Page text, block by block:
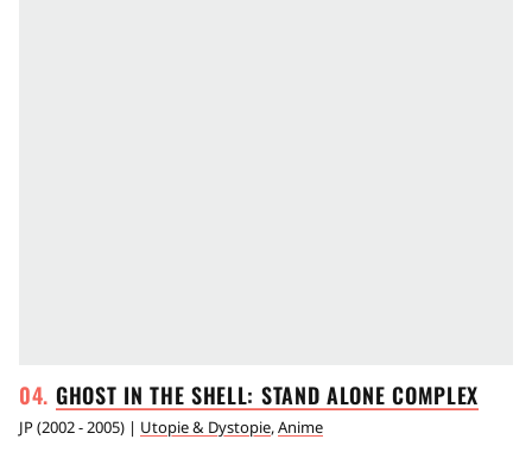
GHOST IN THE SHELL: STAND ALONECOMPLEX
JP(2002 - 2005) | Utopie & Dystopie,Anime